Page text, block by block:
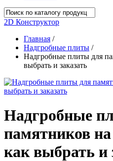
2D Конструктор
Главная /
Надгробные плиты /
Надгробные плиты для
выбрать и заказать
Надгробные
памятников
как выбрать и